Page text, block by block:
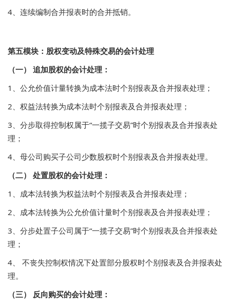
4、连续编制合并报表时的合并抵销。
第五模块：股权变动及特殊交易的会计处理
（一） 追加股权的会计处理：
1、公允价值计量转换为成本法时个别报表及合并报表处理；
2、权益法转换为成本法时个别报表及合并报表处理；
3、分步取得控制权属于“一揽子交易”时个别报表及合并报表处
理；
4、母公司购买子公司少数股权时个别报表及合并报表处理。
（二） 处置股权的会计处理：
1、成本法转换为权益法时个别报表及合并报表处理；
2、成本法转换为公允价值计量时个别报表及合并报表处理；
3、分步处置子公司属于“一揽子交易”时个别报表及合并报表处
理；
4、 不丧失控制权情况下处置部分股权时个别报表及合并报表处
理。
（三） 反向购买的会计处理：